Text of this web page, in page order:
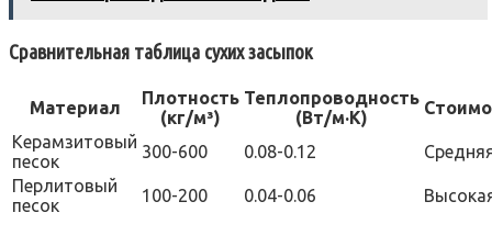
Сравнительная таблица сухих засыпок
Материал
Плотность
(кг/м³)
Теплопроводность
(Вт/м·К)
Керамзитовый
песок
300-600 0.08-0.12
Перлитовый
песок
100-200 0.04-0.06